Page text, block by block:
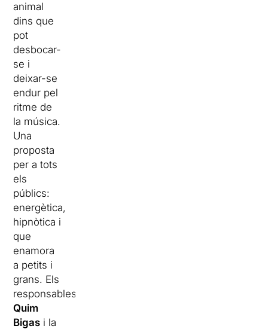
animal
dins que
pot
desbocar-
se i
deixar-se
endur pel
ritme de
la música.
Una
proposta
per a tots
els
públics:
energètica,
hipnòtica i
que
enamora
a petits i
grans. Els
responsables:
Quim
Bigas i la